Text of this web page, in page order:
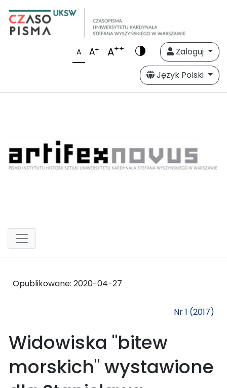
A A+ A++
Zaloguj
Język Polski
Opublikowane: 2020-04-27
Nr 1 (2017)
Widowiska "bitew
morskich" wystawione